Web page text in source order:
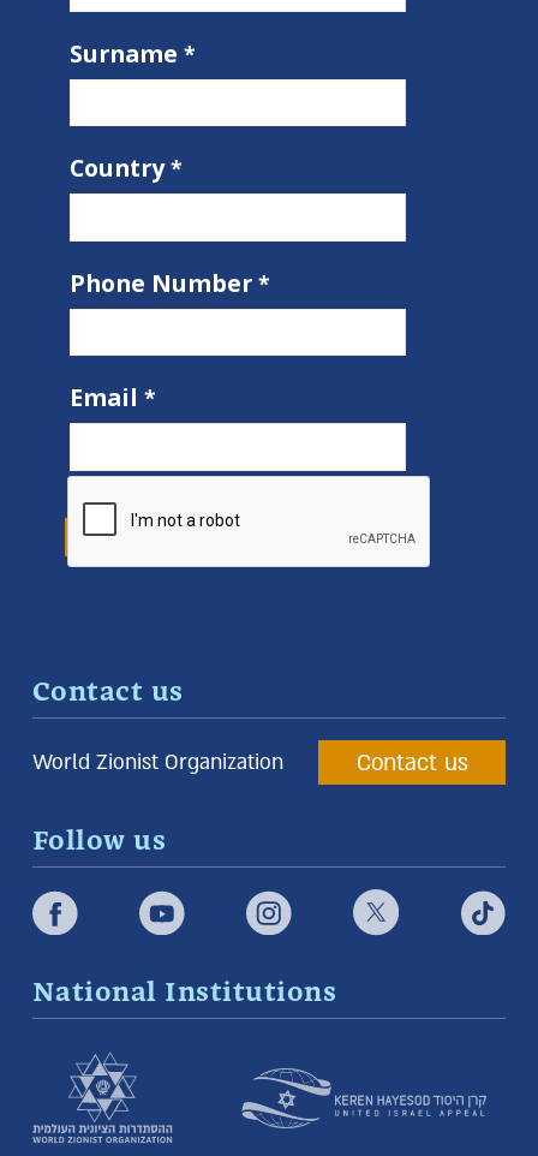
Surname
Country
Phone Number
Email
Contact us
World Zionist Organization Contact us
Follow us
National Institutions